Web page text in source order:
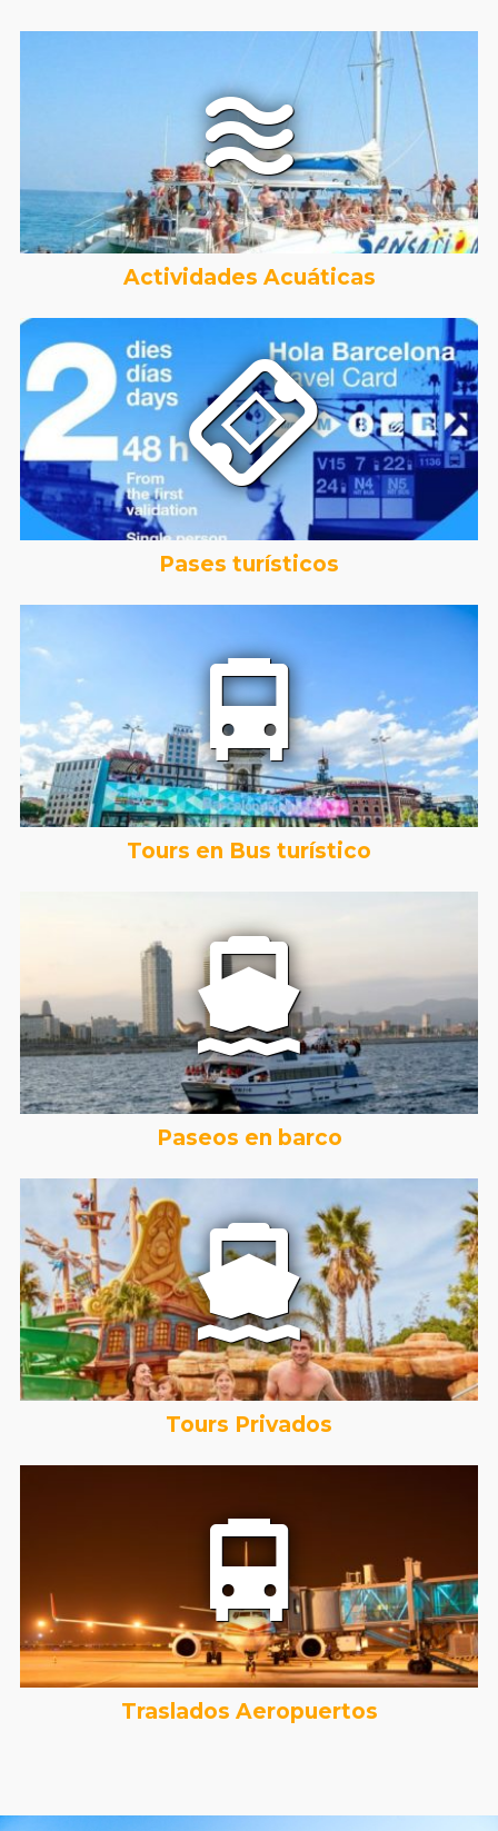
Actividades Acuáticas
Pases turísticos
Tours en Bus turístico
Paseos en barco
Tours Privados
Traslados Aeropuertos